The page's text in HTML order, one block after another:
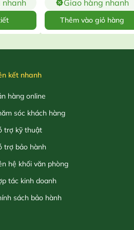
nhanh Giao hàng nhanh
Thêm vào giỏ hàng
kết nhanh
hàng online
sóc khách hàng
trợ kỹ thuật
trợ bảo hành
hệ khối văn phòng
tác kinh doanh
sách bảo hành